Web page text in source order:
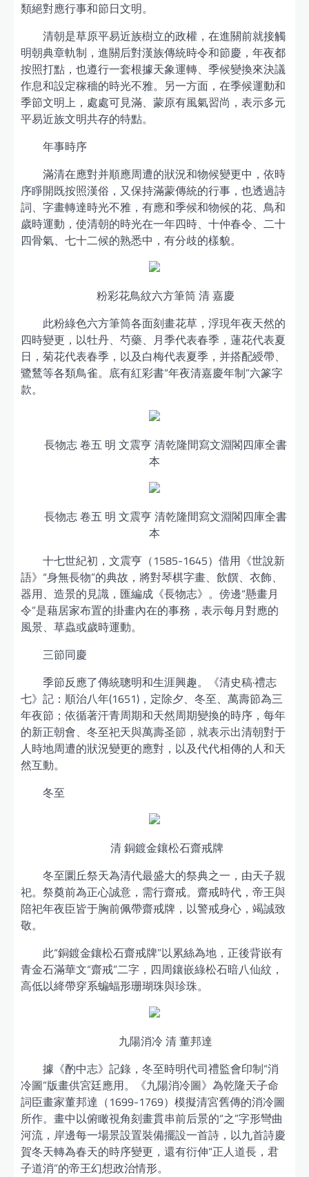
類絕對應行事和節日文明。
清朝是草原平易近族樹立的政權，在進關前就接觸
明朝典章軌制，進關后對漢族傳統時令和節慶，年夜都
按照打點，也遵行一套根據天象運轉、季候變換來決議
作息和設定稼穡的時光不雅。另一方面，在季候運動和
季節文明上，處處可見滿、蒙原有風氣習尚，表示多元
平易近族文明共存的特點。
年事時序
滿清在應對并順應周遭的狀況和物候變更中，依時
序睜開既按照漢俗，又保持滿蒙傳統的行事，也透過詩
詞、字畫轉達時光不雅，有應和季候和物候的花、鳥和
歲時運動，使清朝的時光在一年四時、十仲春令、二十
四骨氣、七十二候的熟悉中，有分歧的樣貌。
粉彩花鳥紋六方筆筒 清 嘉慶
此粉綠色六方筆筒各面刻畫花草，浮現年夜天然的
四時變更，以牡丹、芍藥、月季代表春季，蓮花代表夏
日，菊花代表春季，以及白梅代表夏季，并搭配綬帶、
鷺鶿等各類鳥雀。底有紅彩書“年夜清嘉慶年制”六篆字
款。
長物志 卷五 明 文震亨 清乾隆間寫文淵閣四庫全書
本
長物志 卷五 明 文震亨 清乾隆間寫文淵閣四庫全書
本
十七世紀初，文震亨（1585-1645）借用《世說新
語》“身無長物”的典故，將對琴棋字畫、飲饌、衣飾、
器用、造景的見識，匯編成《長物志》。傍邊“懸畫月
令”是藉居家布置的掛畫內在的事務，表示每月對應的
風景、草蟲或歲時運動。
三節同慶
季節反應了傳統聰明和生涯興趣。《清史稿·禮志
七》記：順治八年(1651)，定除夕、冬至、萬壽節為三
年夜節；依循著汗青周期和天然周期變換的時序，每年
的新正朝會、冬至祀天與萬壽圣節，就表示出清朝對于
人時地周遭的狀況變更的應對，以及代代相傳的人和天
然互動。
冬至
清 銅鍍金鑲松石齋戒牌
冬至圜丘祭天為清代最盛大的祭典之一，由天子親
祀。祭奠前為正心誠意，需行齋戒。齋戒時代，帝王與
陪祀年夜臣皆于胸前佩帶齋戒牌，以警戒身心，竭誠致
敬。
此“銅鍍金鑲松石齋戒牌”以累絲為地，正後背嵌有
青金石滿華文“齋戒”二字，四周鑲嵌綠松石暗八仙紋，
高低以絳帶穿系蝙蝠形珊瑚珠與珍珠。
九陽消冷 清 董邦達
據《酌中志》記錄，冬至時明代司禮監會印制“消
冷圖”版畫供宮廷應用。《九陽消冷圖》為乾隆天子命
詞臣畫家董邦達（1699-1769）模擬清宮舊傳的消冷圖
所作。畫中以俯瞰視角刻畫貫串前后景的“之”字形彎曲
河流，岸邊每一場景設置裝備擺設一首詩，以九首詩慶
賀冬天轉為春天的時序變更，還有衍伸“正人道長，君
子道消”的帝王幻想政治情形。